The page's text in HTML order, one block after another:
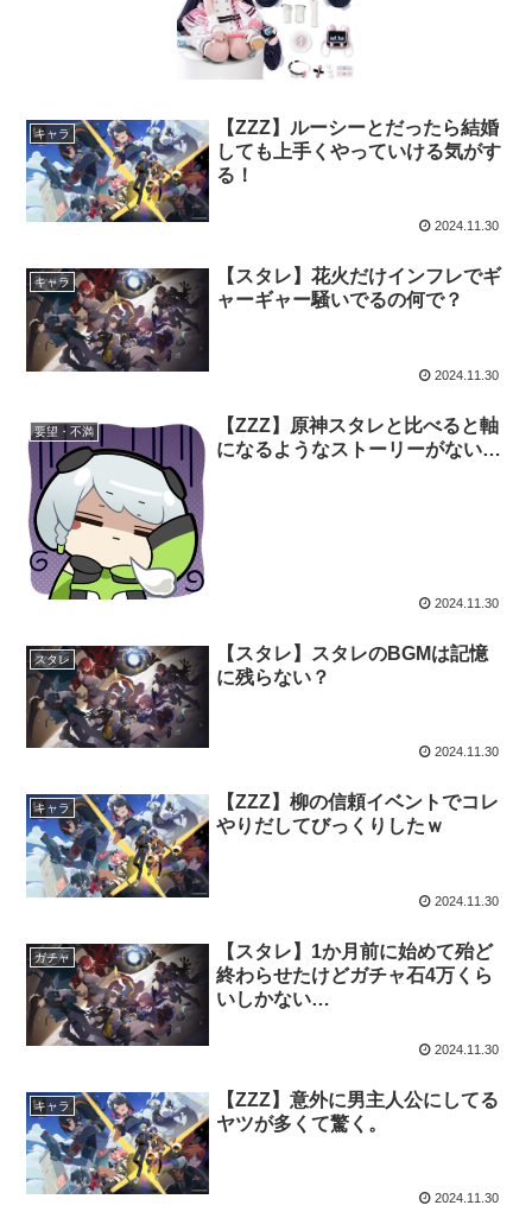
キャラ
【ZZZ】ルーシーとだったら結婚
しても上手くやっていける気がす
る！
2024.11.30
キャラ
【スタレ】花火だけインフレでギ
ャーギャー騒いでるの何で？
2024.11.30
要望・不満
【ZZZ】原神スタレと比べると軸
になるようなストーリーがない…
2024.11.30
スタレ
【スタレ】スタレのBGMは記憶
に残らない？
2024.11.30
キャラ
【ZZZ】柳の信頼イベントでコレ
やりだしてびっくりしたｗ
2024.11.30
ガチャ
【スタレ】1か月前に始めて殆ど
終わらせたけどガチャ石4万くら
いしかない…
2024.11.30
キャラ
【ZZZ】意外に男主人公にしてる
ヤツが多くて驚く。
2024.11.30